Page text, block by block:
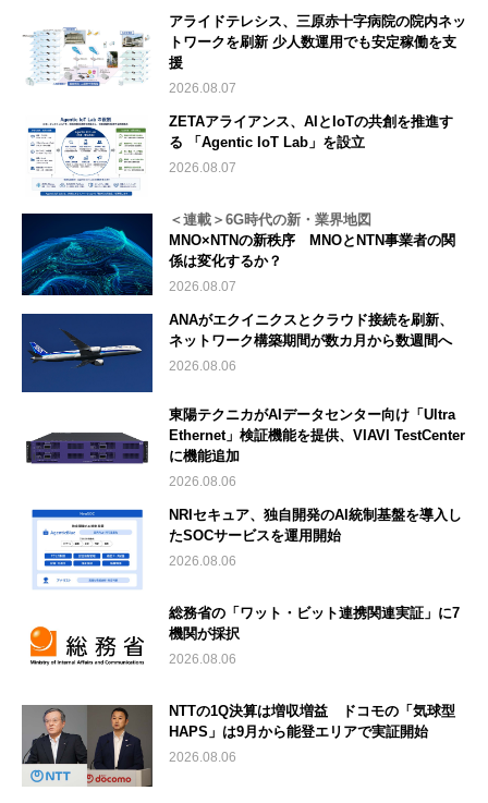
アライドテレシス、三原赤十字病院の院内ネッ
トワークを刷新 少人数運用でも安定稼働を支
援
2026.08.07
ZETAアライアンス、AIとIoTの共創を推進す
る 「Agentic IoT Lab」を設立
2026.08.07
＜連載＞6G時代の新・業界地図
MNO×NTNの新秩序 MNOとNTN事業者の関
係は変化するか？
2026.08.07
ANAがエクイニクスとクラウド接続を刷新、
ネットワーク構築期間が数カ月から数週間へ
2026.08.06
東陽テクニカがAIデータセンター向け「Ultra
Ethernet」検証機能を提供、VIAVI TestCenter
に機能追加
2026.08.06
NRIセキュア、独自開発のAI統制基盤を導入し
たSOCサービスを運用開始
2026.08.06
総務省の「ワット・ビット連携関連実証」に7
機関が採択
2026.08.06
NTTの1Q決算は増収増益 ドコモの「気球型
HAPS」は9月から能登エリアで実証開始
2026.08.06